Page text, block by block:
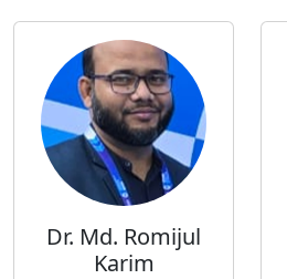
Dr. Md. Romijul
Karim